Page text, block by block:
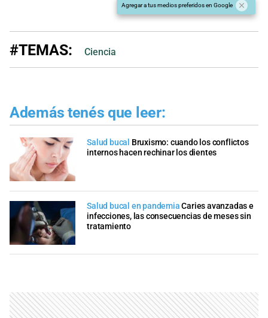
Agregar a tus medios preferidos en Google
#TEMAS: Ciencia
Además tenés que leer:
Salud bucal Bruxismo: cuando los conflictos
internos hacen rechinar los dientes
Salud bucal en pandemia Caries avanzadas e
infecciones, las consecuencias de meses sin
tratamiento